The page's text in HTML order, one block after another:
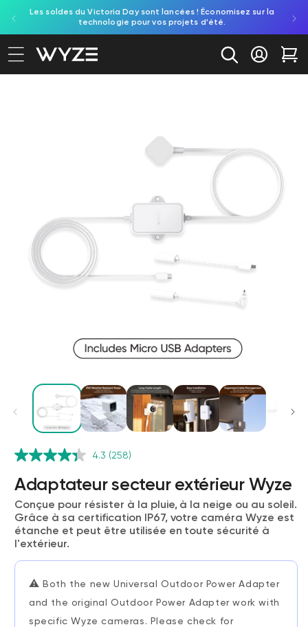
au contenu
d'accessibilité
Les soldes du Victoria Day sont lancées ! Économisez sur la
technologie pour vos projets d'été.
Se
4.3 (258)
Adaptateur secteur extérieur Wyze
Conçue pour résister à la pluie, à la neige ou au soleil.
Grâce à sa certification IP67, votre caméra Wyze est
étanche et peut être utilisée en toute sécurité à
l'extérieur.
⚠️Both the new Universal Outdoor Power Adapter
and the original Outdoor Power Adapter work with
specific Wyze cameras. Please check for
Verrou Wyze v2
More options Accord
79,98 $CAPrix ​​régulier
Add to cart
More options